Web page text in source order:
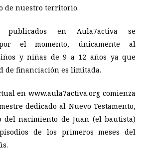
de nuestro territorio.
publicados en Aula7activa se
por el momento, únicamente al
y niñas de 9 a 12 años ya que
de financiación es limitada.
en www.aula7activa.org comienza
dedicado al Nuevo Testamento,
del nacimiento de Juan (el bautista)
de los primeros meses del